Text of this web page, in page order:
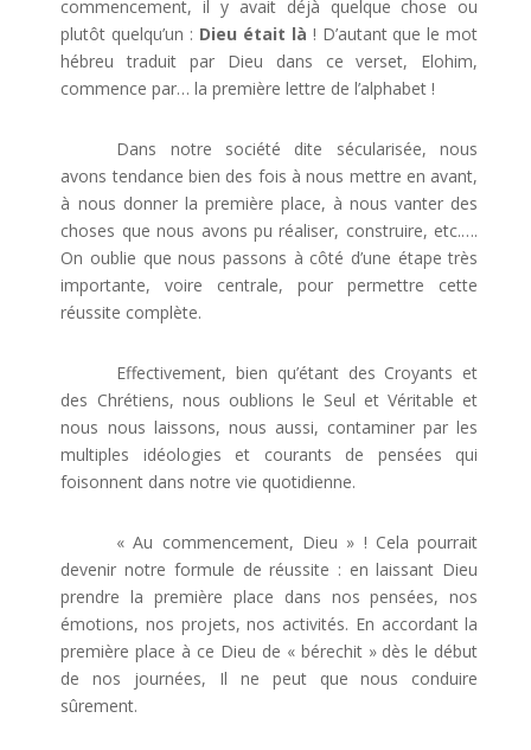
commencement, il y avait déjà quelque chose ou
plutôt quelqu’un : Dieu était là ! D’autant que le mot
hébreu traduit par Dieu dans ce verset, Elohim,
commence par… la première lettre de l’alphabet !
Dans notre société dite sécularisée, nous
avons tendance bien des fois à nous mettre en avant,
à nous donner la première place, à nous vanter des
choses que nous avons pu réaliser, construire, etc.….
On oublie que nous passons à côté d’une étape très
importante, voire centrale, pour permettre cette
réussite complète.
Effectivement, bien qu’étant des Croyants et
des Chrétiens, nous oublions le Seul et Véritable et
nous nous laissons, nous aussi, contaminer par les
multiples idéologies et courants de pensées qui
foisonnent dans notre vie quotidienne.
« Au commencement, Dieu » ! Cela pourrait
devenir notre formule de réussite : en laissant Dieu
prendre la première place dans nos pensées, nos
émotions, nos projets, nos activités. En accordant la
première place à ce Dieu de « bérechit » dès le début
de nos journées, Il ne peut que nous conduire
sûrement.